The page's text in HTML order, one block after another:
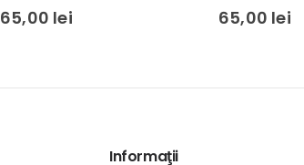
0 out of 5
65,00 lei 0 out of 5
65,00 lei
Informaţii